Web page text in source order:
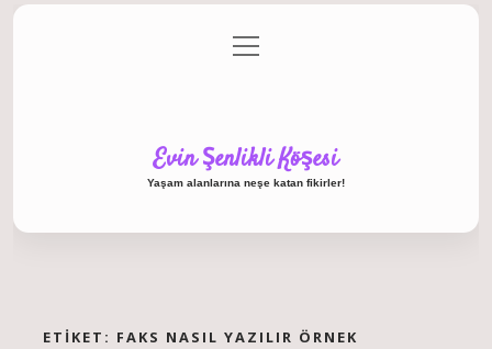
Gizlilik Politikası
menüyü
aç
Evin Şenlikli Köşesi
Yaşam alanlarına neşe katan fikirler!
ETIKET: FAKS NASIL YAZILIR ÖRNEK